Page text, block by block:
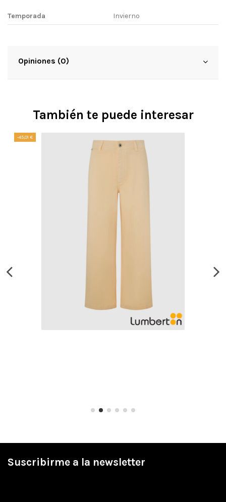
Temporada Invierno
Opiniones (0)
También te puede interesar
-45,01 €
Suscribirme a la newsletter